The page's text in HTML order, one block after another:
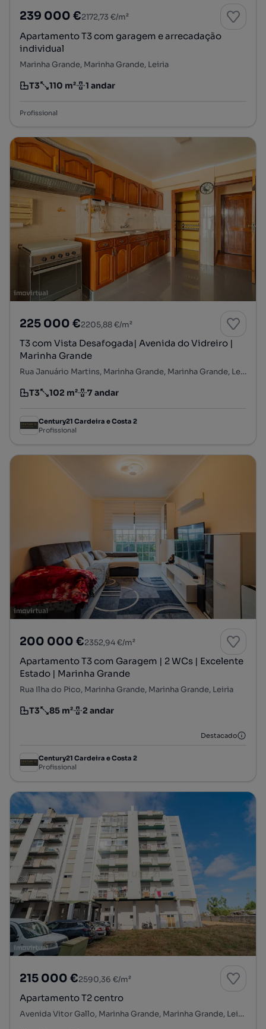
239 000 €2172,73 €/m²
Apartamento T3 com garagem e arrecadação
individual
Marinha Grande, Marinha Grande, Leiria
Tipologia
T3
Preço por metro quadrado
110 m²
Andar 1 andar
Profissional
225 000 €2205,88 €/m²
T3 com Vista Desafogada| Avenida do Vidreiro |
Marinha Grande
Rua Januário Martins, Marinha Grande, Marinha Grande, Leiria
Tipologia
T3
Preço por metro quadrado
102 m²
Andar 7 andar
Century21 Cardeira e Costa 2
Profissional
200 000 €2352,94 €/m²
Apartamento T3 com Garagem | 2 WCs | Excelente
Estado | Marinha Grande
Rua Ilha do Pico, Marinha Grande, Marinha Grande, Leiria
Tipologia
T3
Preço por metro quadrado
85 m²
Andar 2 andar
Destacado
Century21 Cardeira e Costa 2
Profissional
215 000 €2590,36 €/m²
Apartamento T2 centro
Avenida Vitor Gallo, Marinha Grande, Marinha Grande, Leiria